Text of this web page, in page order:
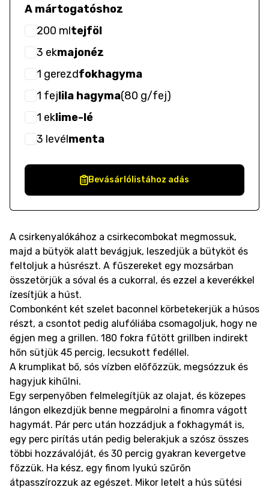
A mártogatóshoz
200 mltejföl
3 ekmajonéz
1 gerezdfokhagyma
1 fejlila hagyma(80 g/fej)
1 eklime-lé
3 levélmenta
Bevásárlólistához adás
A csirkenyalókához a csirkecombokat megmossuk,
majd a bütyök alatt bevágjuk, leszedjük a bütyköt és
feltoljuk a húsrészt. A fűszereket egy mozsárban
összetörjük a sóval és a cukorral, és ezzel a keverékkel
ízesítjük a húst.
Combonként két szelet baconnel körbetekerjük a húsos
részt, a csontot pedig alufóliába csomagoljuk, hogy ne
égjen meg a grillen. 180 fokra fűtött grillben indirekt
hőn sütjük 45 percig, lecsukott fedéllel.
A krumplikat bő, sós vízben előfőzzük, megsózzuk és
hagyjuk kihűlni.
Egy serpenyőben felmelegítjük az olajat, és közepes
lángon elkezdjük benne megpárolni a finomra vágott
hagymát. Pár perc után hozzádjuk a fokhagymát is,
egy perc pirítás után pedig belerakjuk a szósz összes
többi hozzávalóját, és 30 percig gyakran kevergetve
főzzük. Ha kész, egy finom lyukú szűrőn
átpasszírozzuk az egészet. Mikor letelt a hús sütési